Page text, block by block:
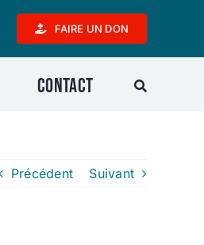
FAIRE UN DON
Contact
Précédent Suivant